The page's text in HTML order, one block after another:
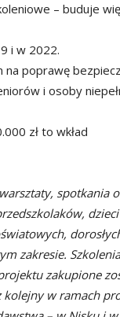
– buduje
i w 2022.
na poprawę
i osoby
zł to wkład
spotkania
dzieci
zakresie.
zakupione
kolejny w ramach